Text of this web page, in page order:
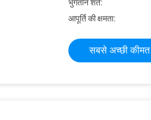
भुगतान शर्तें:
आपूर्ति की क्षमता:
सबसे अच्छी कीमत